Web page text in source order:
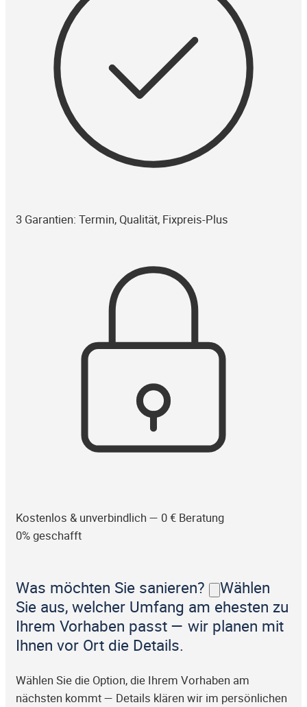
3 Garantien: Termin, Qualität, Fixpreis-Plus
Kostenlos & unverbindlich — 0 € Beratung
0% geschafft
Was möchten Sie sanieren?
Wählen
Sie aus, welcher Umfang am ehesten zu
Ihrem Vorhaben passt — wir planen mit
Ihnen vor Ort die Details.
Wählen Sie die Option, die Ihrem Vorhaben am
nächsten kommt — Details klären wir im persönlichen